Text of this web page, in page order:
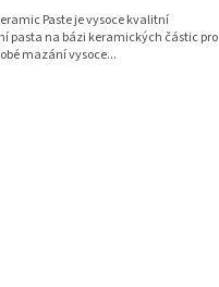
Paste je vysoce kvalitní
pasta na bázi keramických částic pro
mazání vysoce...